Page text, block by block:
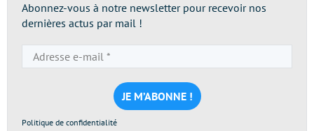
Abonnez-vous à notre newsletter pour recevoir nos
dernières actus par mail !
e-
mail
*
Politique de confidentialité